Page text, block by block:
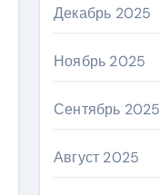
Декабрь 2025
Ноябрь 2025
Сентябрь 2025
Август 2025